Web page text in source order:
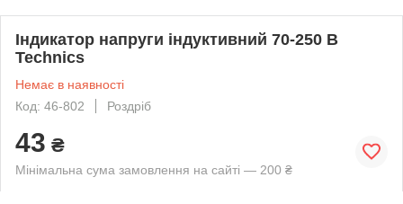
Індикатор напруги індуктивний 70-250 В
Technics
Немає в наявності
Код: 46-802
Роздріб
43 ₴
Мінімальна сума замовлення на сайті — 200 ₴